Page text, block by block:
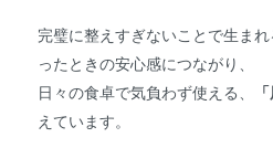
完璧に整えすぎないことで生ま
ったときの安心感につながり、
日々の食卓で気負わず使える、
えています。